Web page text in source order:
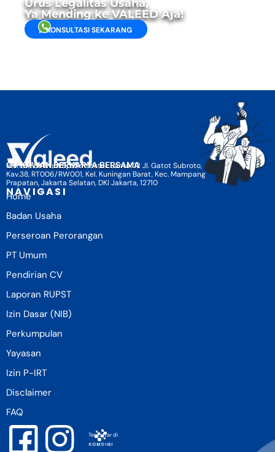
Urus Legalitas Usaha,
Ya Mending ke VALEED Aja!
KONSULTASI SEKARANG
CV KAWAN BERKARYA BERSAMA
Menara Selatan BpJamsostek Lantai 12 Jl. Gatot Subroto,
Kav.38, RT006/RW001, Kel. Kuningan Barat, Kec. Mampang
Prapatan, Jakarta Selatan, DKI Jakarta, 12710
NAVIGASI
Home
Badan Usaha
Perseroan Perorangan
PT Umum
Pendirian CV
Laporan RUPST
Izin Dasar (NIB)
Perkumpulan
Yayasan
Izin P-IRT
Disclaimer
FAQ
Terdaftar di